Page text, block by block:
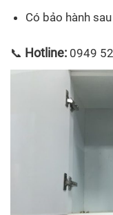
Có bảo hành
📞 Hotline: 0949